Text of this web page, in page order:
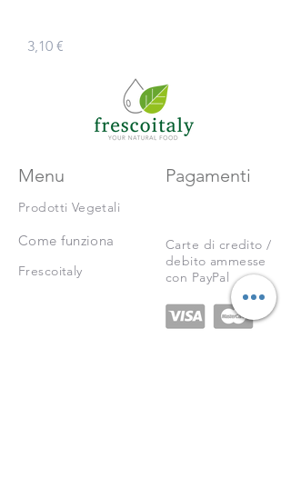
Prezzo
3,10 €
Menu Pagamenti
Prodotti Vegetali
Come funziona
Frescoitaly
Carte di credito /
debito ammesse
con PayPal